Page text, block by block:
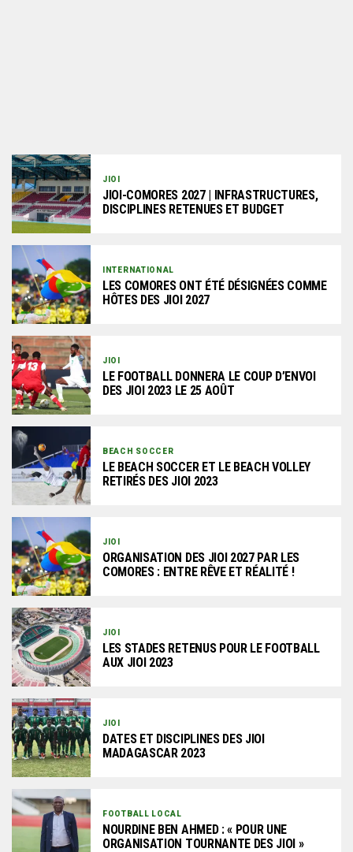
JIOI
JIOI-COMORES 2027 | INFRASTRUCTURES,
DISCIPLINES RETENUES ET BUDGET
INTERNATIONAL
LES COMORES ONT ÉTÉ DÉSIGNÉES COMME
HÔTES DES JIOI 2027
JIOI
LE FOOTBALL DONNERA LE COUP D’ENVOI
DES JIOI 2023 LE 25 AOÛT
BEACH SOCCER
LE BEACH SOCCER ET LE BEACH VOLLEY
RETIRÉS DES JIOI 2023
JIOI
ORGANISATION DES JIOI 2027 PAR LES
COMORES : ENTRE RÊVE ET RÉALITÉ !
JIOI
LES STADES RETENUS POUR LE FOOTBALL
AUX JIOI 2023
JIOI
DATES ET DISCIPLINES DES JIOI
MADAGASCAR 2023
FOOTBALL LOCAL
NOURDINE BEN AHMED : « POUR UNE
ORGANISATION TOURNANTE DES JIOI »